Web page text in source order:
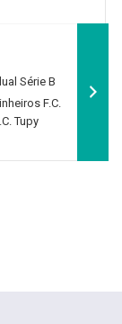
Série B
F.C.
Tupy